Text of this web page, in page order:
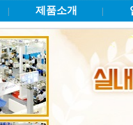
제품소개